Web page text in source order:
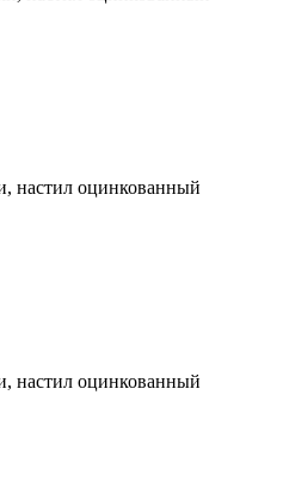
настил оцинкованный
настил оцинкованный